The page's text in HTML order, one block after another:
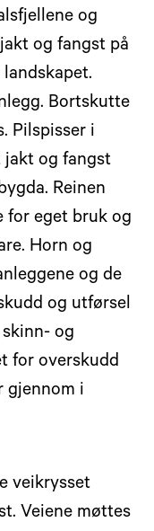
og
og fangst på
Bortskutte
Pilspisser i
jakt og fangst
Reinen
for eget bruk og
Horn og
og de
og utførsel
og
for overskudd
gjennom i
veikrysset
Veiene møttes